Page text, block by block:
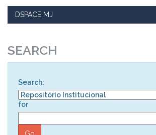
DSPACE MJ
SEARCH
Search:
for